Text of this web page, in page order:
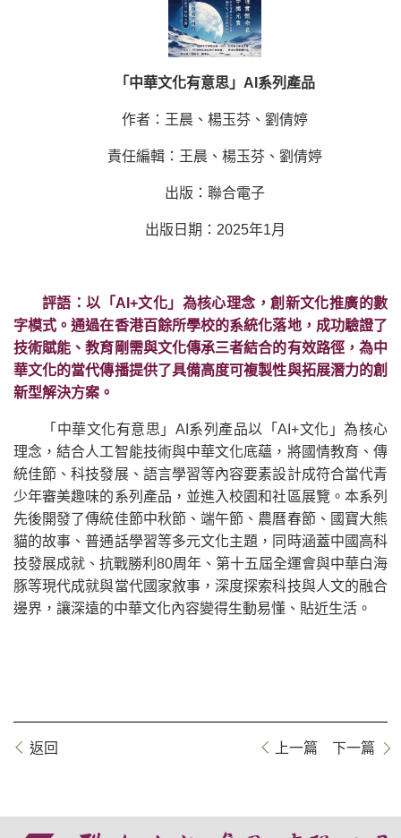
「中華文化有意思」AI系列產品
作者：王晨、楊玉芬、劉倩婷
責任編輯：王晨、楊玉芬、劉倩婷
出版：聯合電子
出版日期：2025年1月
評語：以「AI+文化」為核心理念，創新文化推廣的數
字模式。通過在香港百餘所學校的系統化落地，成功驗證了
技術賦能、教育剛需與文化傳承三者結合的有效路徑，為中
華文化的當代傳播提供了具備高度可複製性與拓展潛力的創
新型解決方案。
「中華文化有意思」AI系列產品以「AI+文化」為核心
理念，結合人工智能技術與中華文化底蘊，將國情教育、傳
統佳節、科技發展、語言學習等內容要素設計成符合當代青
少年審美趣味的系列產品，並進入校園和社區展覽。本系列
先後開發了傳統佳節中秋節、端午節、農曆春節、國寶大熊
貓的故事、普通話學習等多元文化主題，同時涵蓋中國高科
技發展成就、抗戰勝利80周年、第十五屆全運會與中華白海
豚等現代成就與當代國家敘事，深度探索科技與人文的融合
邊界，讓深遠的中華文化內容變得生動易懂、貼近生活。
返回 上一篇 下一篇